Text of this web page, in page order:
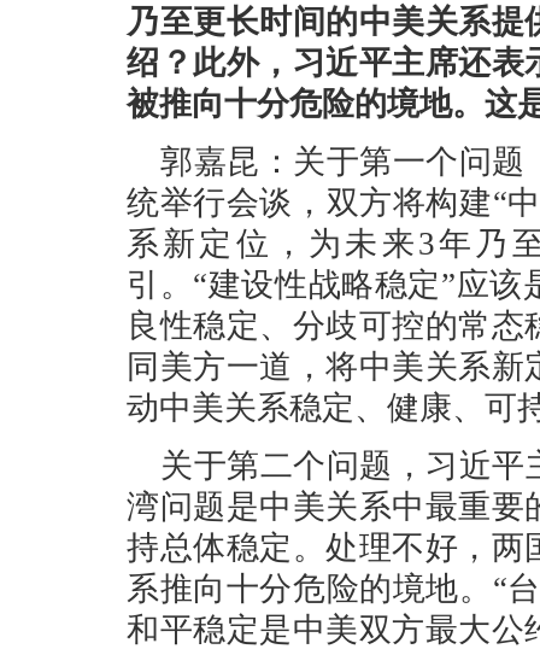
乃至更长时间的中美关系
绍？此外，习近平主席还
被推向十分危险的境地。这
郭嘉昆：关于第一个问题
统举行会谈，双方将构建“
系新定位，为未来3年乃
引。“建设性战略稳定”应
良性稳定、分歧可控的常
同美方一道，将中美关系
动中美关系稳定、健康、可
关于第二个问题，习近
湾问题是中美关系中最重
持总体稳定。处理不好，
系推向十分危险的境地。“
和平稳定是中美双方最大